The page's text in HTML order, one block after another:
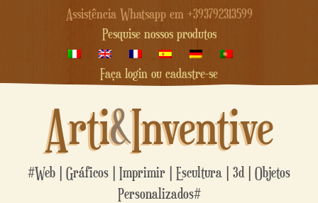
Assistência Whatsapp em +393792313599
Pesquise nossos produtos
Faça login ou cadastre-se
Arti&Inventive
#Web | Gráficos | Imprimir | Escultura | 3d | Objetos
Personalizados#